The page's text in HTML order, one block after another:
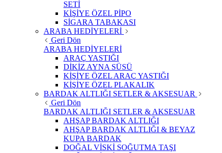
SETİ
KİŞİYE ÖZEL PİPO
SİGARA TABAKASI
ARABA HEDİYELERİ
Geri Dön
ARABA HEDİYELERİ
ARAÇ YASTIĞI
DİKİZ AYNA SÜSÜ
KİŞİYE ÖZEL ARAÇ YASTIĞI
KİŞİYE ÖZEL PLAKALIK
BARDAK ALTLIĞI SETLER & AKSESUAR
Geri Dön
BARDAK ALTLIĞI SETLER & AKSESUAR
AHŞAP BARDAK ALTLIĞI
AHŞAP BARDAK ALTLIĞI & BEYAZ
KUPA BARDAK
DOĞAL VİSKİ SOĞUTMA TAŞI